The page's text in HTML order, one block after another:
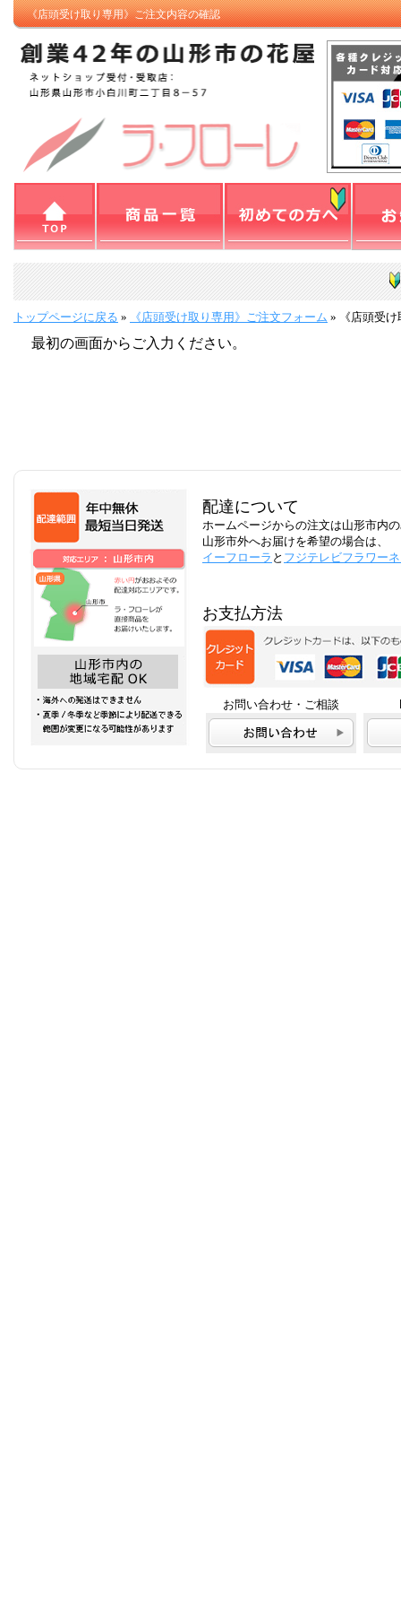
《店頭受け取り専用》ご注文内容の確認
トップページに戻る » 《店頭受け取り専用》ご注文フォーム » 《店頭受
最初の画面からご入力ください。
配達について
ホームページからの注文は山形市内
山形市外へお届けを希望の場合は、
イーフローラ と フジテレビフラワー
お支払方法
お問い合わせ・ご相談